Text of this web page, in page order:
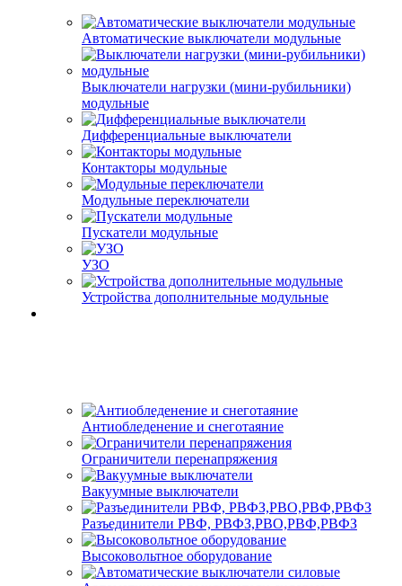
Автоматические выключатели модульные
Выключатели нагрузки (мини-рубильники)
модульные
Дифференциальные выключатели
Контакторы модульные
Модульные переключатели
Пускатели модульные
УЗО
Устройства дополнительные модульные
Антиобледенение и снеготаяние
Ограничители перенапряжения
Вакуумные выключатели
Разъединители РВФ, РВФЗ,РВО,РВФ,РВФЗ
Высоковольтное оборудование